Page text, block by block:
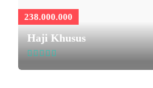
238.000.000
Haji Khusus